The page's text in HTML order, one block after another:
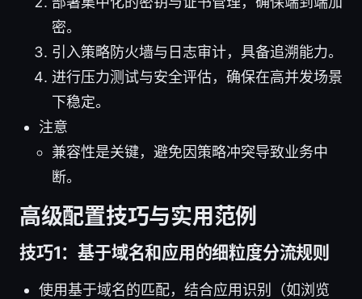
密。
引入策略防火墙与日志审计，具备追溯能力。
进行压力测试与安全评估，确保在高并发场景
下稳定。
注意
兼容性是关键，避免因策略冲突导致业务中
断。
高级配置技巧与实用范例
技巧1：基于域名和应用的细粒度分流规则
使用基于域名的匹配，结合应用识别（如浏览